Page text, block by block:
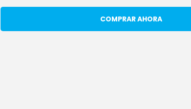
COMPRAR AHORA